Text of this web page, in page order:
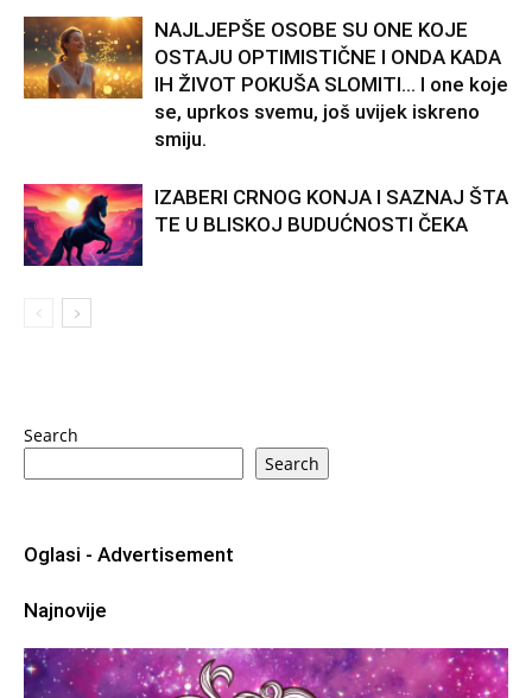
NAJLJEPŠE OSOBE SU ONE KOJE
OSTAJU OPTIMISTIČNE I ONDA KADA
IH ŽIVOT POKUŠA SLOMITI… I one koje
se, uprkos svemu, još uvijek iskreno
smiju.
IZABERI CRNOG KONJA I SAZNAJ ŠTA
TE U BLISKOJ BUDUĆNOSTI ČEKA
Search
Search
Oglasi - Advertisement
Najnovije